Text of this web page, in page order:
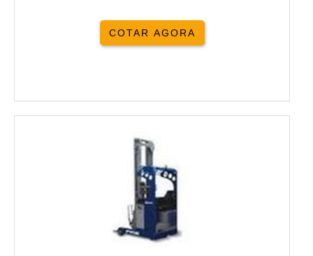
COTAR AGORA